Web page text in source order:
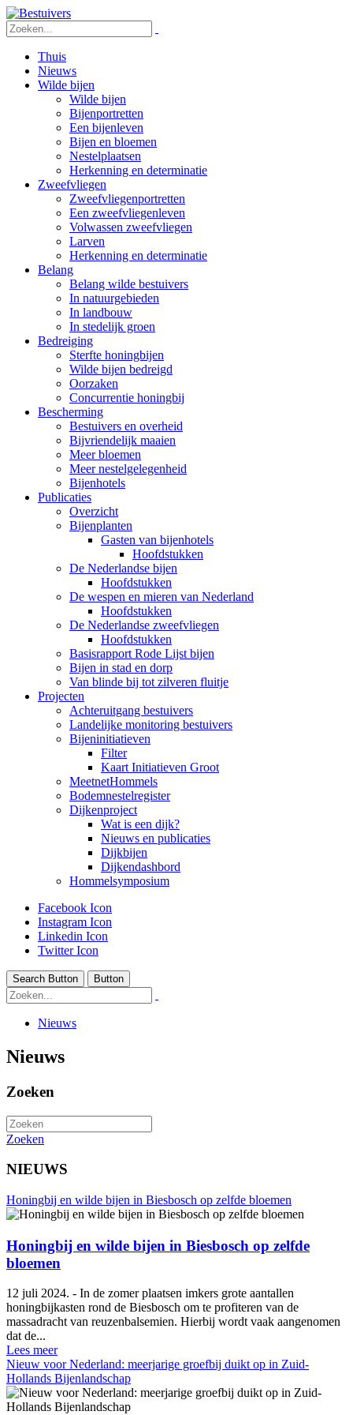
Thuis
Nieuws
Wilde bijen
Wilde bijen
Bijenportretten
Een bijenleven
Bijen en bloemen
Nestelplaatsen
Herkenning en determinatie
Zweefvliegen
Zweefvliegenportretten
Een zweefvliegenleven
Volwassen zweefvliegen
Larven
Herkenning en determinatie
Belang
Belang wilde bestuivers
In natuurgebieden
In landbouw
In stedelijk groen
Bedreiging
Sterfte honingbijen
Wilde bijen bedreigd
Oorzaken
Concurrentie honingbij
Bescherming
Bestuivers en overheid
Bijvriendelijk maaien
Meer bloemen
Meer nestelgelegenheid
Bijenhotels
Publicaties
Overzicht
Bijenplanten
Gasten van bijenhotels
Hoofdstukken
De Nederlandse bijen
Hoofdstukken
De wespen en mieren van Nederland
Hoofdstukken
De Nederlandse zweefvliegen
Hoofdstukken
Basisrapport Rode Lijst bijen
Bijen in stad en dorp
Van blinde bij tot zilveren fluitje
Projecten
Achteruitgang bestuivers
Landelijke monitoring bestuivers
Bijeninitiatieven
Filter
Kaart Initiatieven Groot
MeetnetHommels
Bodemnestelregister
Dijkenproject
Wat is een dijk?
Nieuws en publicaties
Dijkbijen
Dijkendashbord
Hommelsymposium
Facebook Icon
Instagram Icon
Linkedin Icon
Twitter Icon
Search Button Button
Nieuws
Nieuws
Zoeken
Zoeken
NIEUWS
Honingbij en wilde bijen in Biesbosch op zelfde bloemen
Honingbij en wilde bijen in Biesbosch op zelfde
bloemen
12 juli 2024. - In de zomer plaatsen imkers grote aantallen
honingbijkasten rond de Biesbosch om te profiteren van de
massadracht van reuzenbalsemien. Hierbij wordt vaak aangenomen
dat de...
Lees meer
Nieuw voor Nederland: meerjarige groefbij duikt op in Zuid-
Hollands Bijenlandschap